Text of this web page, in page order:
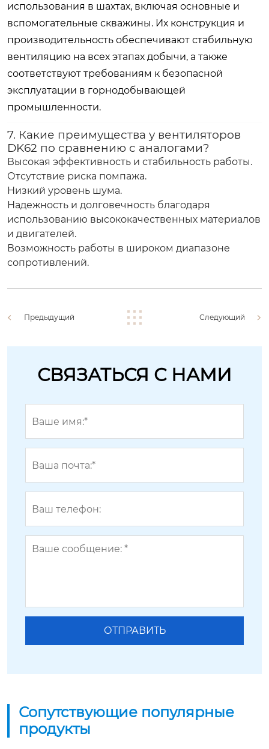
использования в шахтах, включая основные и
вспомогательные скважины. Их конструкция и
производительность обеспечивают стабильную
вентиляцию на всех этапах добычи, а также
соответствуют требованиям к безопасной
эксплуатации в горнодобывающей
промышленности.
7. Какие преимущества у вентиляторов
DK62 по сравнению с аналогами?
Высокая эффективность и стабильность работы.
Отсутствие риска помпажа.
Низкий уровень шума.
Надежность и долговечность благодаря
использованию высококачественных материалов
и двигателей.
Возможность работы в широком диапазоне
сопротивлений.
Предыдущий Следующий
СВЯЗАТЬСЯ С НАМИ
Сопутствующие популярные
продукты